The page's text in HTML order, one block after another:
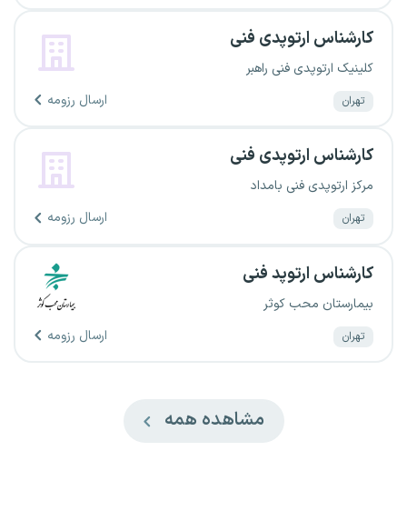
کارشناس ارتوپدی فنی
کلینیک ارتوپدی فنی راهبر
تهران ارسال رزومه
کارشناس ارتوپدی فنی
مرکز ارتوپدی فنی بامداد
تهران ارسال رزومه
کارشناس ارتوپد فنی
بیمارستان محب کوثر
تهران ارسال رزومه
مشاهده همه